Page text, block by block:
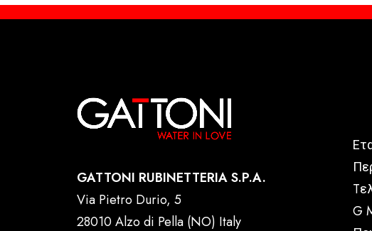
GATTONI RUBINETTERIA S.P.A.
Via Pietro Durio, 5
28010 Alzo di Pella (NO) Italy
G